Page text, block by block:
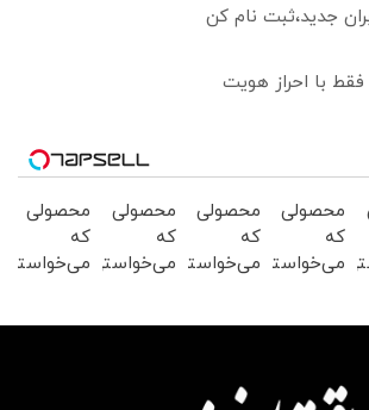
محصولی
که
می‌خواستی
بخر !
محصولی
که
می‌خواستی
بخر !
محصولی
که
می‌خواستی
محصولی
که
می‌خواستی